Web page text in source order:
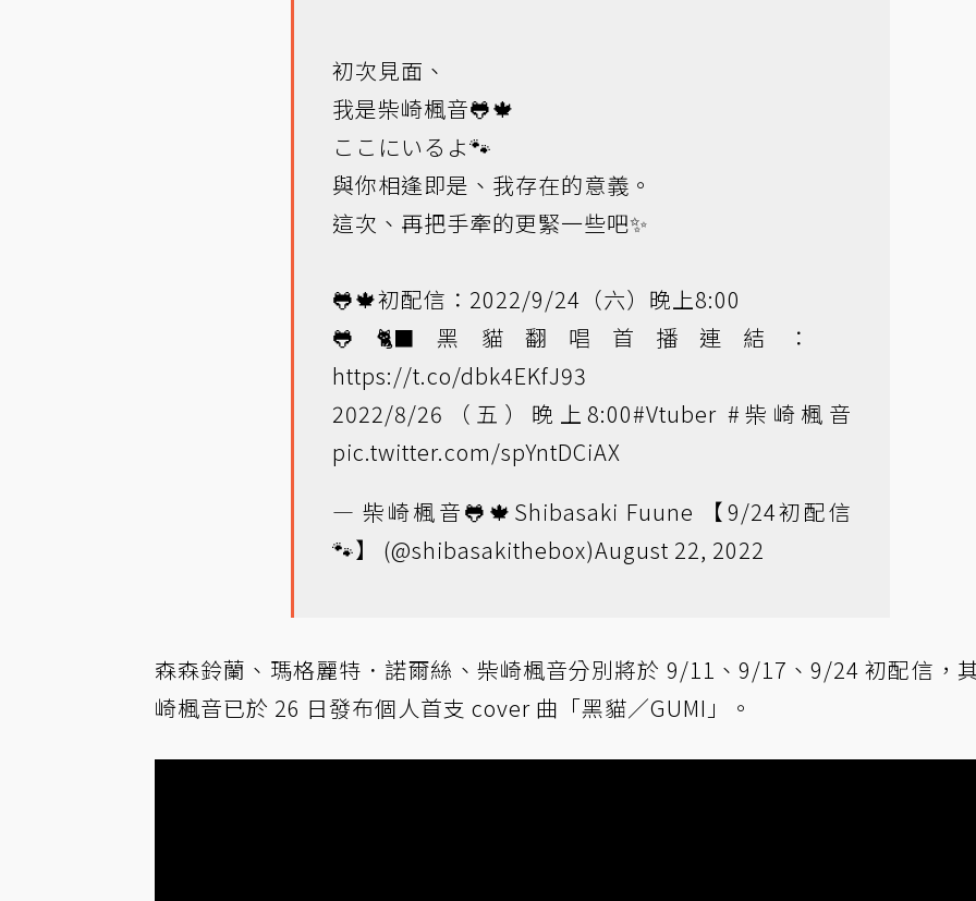
初次見面、
我是柴崎楓音🐸🍁
ここにいるよ🐾
與你相逢即是、我存在的意義。
這次、再把手牽的更緊一些吧✨
🐸🍁初配信：2022/9/24（六）晚上8:00
🐸🐈‍⬛黑貓翻唱首播連結：
https://t.co/dbk4EKfJ93
2022/8/26（五）晚上8:00#Vtuber #柴崎楓音
pic.twitter.com/spYntDCiAX
— 柴崎楓音🐸🍁Shibasaki Fuune 【9/24初配信
🐾】 (@shibasakithebox)August 22, 2022
森森鈴蘭、瑪格麗特．諾爾絲、柴崎楓音分別將於 9/11、9/17、9/24 初配信，
崎楓音已於 26 日發布個人首支 cover 曲「黑貓／GUMI」。